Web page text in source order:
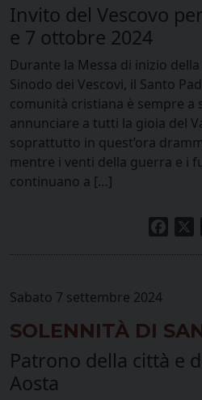
Invito del Vescovo
e 7 ottobre 2024
Durante la Messa di inizio
Sinodo dei Vescovi, il Santo
comunità cristiana è sempre a
annunciare a tutti la gioia del
soprattutto in quest’ora
mentre i venti della guerra e i
continuano a […]
Sabato 7 settembre 2024
SOLENNITÀ DI
Patrono della città e
Aosta